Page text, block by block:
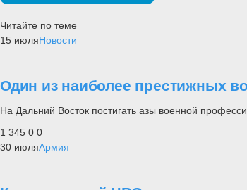
Читайте по теме
15 июляНовости
Один из наиболее престижных
На Дальний Восток постигать азы военной
1 345 0 0
30 июляАрмия